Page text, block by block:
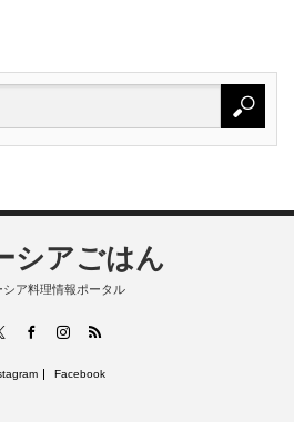
シアごはん
シア料理情報ポータル
FacebookInstagram
Facebook